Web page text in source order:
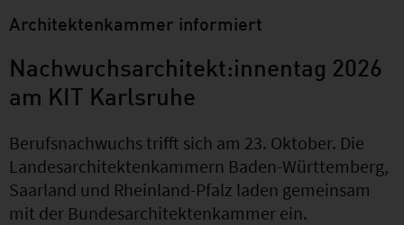
Architektenkammer informiert
Nachwuchsarchitekt:innentag 2026
am KIT Karlsruhe
Berufsnachwuchs trifft sich am 23. Oktober. Die
Landesarchitektenkammern Baden-Württemberg,
Saarland und Rheinland-Pfalz laden gemeinsam
mit der Bundesarchitektenkammer ein.